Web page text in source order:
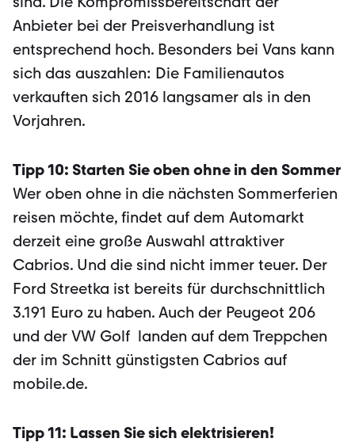
Anbieter bei der Preisverhandlung ist
entsprechend hoch. Besonders bei Vans kann
sich das auszahlen: Die Familienautos
verkauften sich 2016 langsamer als in den
Vorjahren.
Tipp 10: Starten Sie oben ohne in den Sommer
Wer oben ohne in die nächsten Sommerferien
reisen möchte, findet auf dem Automarkt
derzeit eine große Auswahl attraktiver
Cabrios. Und die sind nicht immer teuer. Der
Ford Streetka ist bereits für durchschnittlich
3.191 Euro zu haben. Auch der Peugeot 206
und der VW Golf landen auf dem Treppchen
der im Schnitt günstigsten Cabrios auf
mobile.de.
Tipp 11: Lassen Sie sich elektrisieren!